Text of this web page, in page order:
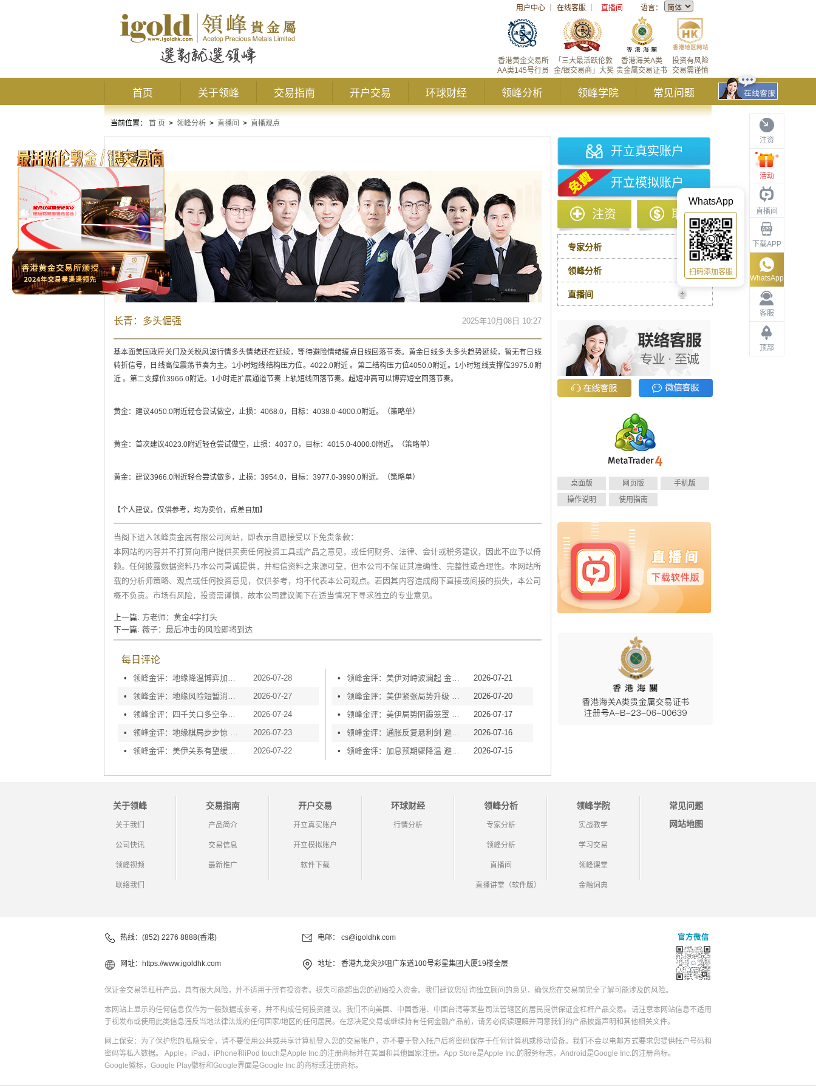
用户中心 在线客服 直播间 语言：
投资有风险
交易需谨慎
香港海关A类
贵金属交易证书
「三大最活跃伦敦
金/银交易商」大奖
香港黄金交易所
AA类145号行员
首页 关于领峰 交易指南 开户交易 环球财经 领峰分析 领峰学院 常见问题
注资
活动
直播间
下载APP
客服
顶部
WhatsApp
WhatsApp
扫码添加客服
当前位置： 首 页 > 领峰分析 > 直播间 > 直播观点
直播观点
长青：多头倔强 2025年10月08日 10:27
基本面美国政府关门及关税风波行情多头情绪还在延续，等待避险情绪缓点日线回落节奏。黄金日线多头多头趋势延续，暂无有日线
转折信号，日线高位震荡节奏为主。1小时短线结构压力位。4022.0附近 。第二结构压力位4050.0附近。1小时短线支撑位3975.0附
近 。第二支撑位3966.0附近。1小时走扩展通道节奏 上轨短线回落节奏。超短冲高可以博弈短空回落节奏。
黄金：建议4050.0附近轻仓尝试做空，止损：4068.0，目标：4038.0-4000.0附近。（策略单）
黄金：首次建议4023.0附近轻仓尝试做空，止损：4037.0，目标：4015.0-4000.0附近。（策略单）
黄金：建议3966.0附近轻仓尝试做多，止损：3954.0，目标：3977.0-3990.0附近。（策略单）
【个人建议，仅供参考，均为卖价，点差自加】
当阁下进入领峰贵金属有限公司网站，即表示自愿接受以下免责条款：
本网站的内容并不打算向用户提供买卖任何投资工具或产品之意见，或任何财务、法律、会计或税务建议，因此不应予以倚
赖。任何披露数据资料乃本公司秉诚提供，并相信资料之来源可靠，但本公司不保证其准确性、完整性或合理性。本网站所
载的分析师策略、观点或任何投资意见，仅供参考，均不代表本公司观点。若因其内容造成阁下直接或间接的损失，本公司
概不负责。市场有风险，投资需谨慎，故本公司建议阁下在适当情况下寻求独立的专业意见。
上一篇: 方老师：黄金4字打头
下一篇: 薇子：最后冲击的风险即将到达
每日评论
•
2026-07-28
•
2026-07-27
•
领峰金评：四千关口多空争夺 加息阴云笼罩金市
2026-07-24
•
2026-07-23
•
领峰金评：美伊关系有望缓和 黄金趁势迅速反弹 2026-07-22
•
2026-07-21
•
2026-07-20
•
2026-07-17
•
2026-07-16
•
2026-07-15
开立真实账户
开立模拟账户
注资 取款
专家分析
领峰分析
直播间
桌面版 网页版
手机版
操作说明
使用指南
关于领峰
关于我们
公司快讯
领峰视频
联络我们
交易指南
产品简介
交易信息
最新推广
开户交易
开立真实账户
开立模拟账户
软件下载
环球财经
行情分析
领峰分析
专家分析
领峰分析
直播间
直播讲堂（软件版）
领峰学院
实战教学
学习交易
领峰课堂
金融词典
常见问题
网站地图
热线：(852) 2276 8888(香港) 电邮： cs@igoldhk.com
网址： https://www.igoldhk.com 地址： 香港九龙尖沙咀广东道100号彩星集团大厦19楼全层
官方微信
保证金交易等杠杆产品，具有很大风险，并不适用于所有投资者。损失可能超出您的初始投入资金。我们建议您征询独立顾问的意见，确保您在交易前完全了解可能涉及的风险。
本网站上显示的任何信息仅作为一般数据或参考，并不构成任何投资建议。我们不向美国、中国香港、中国台湾等某些司法管辖区的居民提供保证金杠杆产品交易。请注意本网站信息不适用
于视发布或使用此类信息违反当地法律法规的任何国家/地区的任何居民。在您决定交易或继续持有任何金融产品前，请务必阅读理解并同意我们的产品披露声明和其他相关文件。
网上保安：为了保护您的私隐安全，请不要使用公共或共享计算机登入您的交易帐户，亦不要于登入帐户后将密码保存于任何计算机或移动设备。我们不会以电邮方式要求您提供帐户号码和
密码等私人数据。 Apple，iPad，iPhone和iPod touch是Apple Inc.的注册商标并在美国和其他国家注册。App Store是Apple Inc.的服务标志，Android是Google Inc.的注册商标。
Google徽标，Google Play徽标和Google界面是Google Inc.的商标或注册商标。